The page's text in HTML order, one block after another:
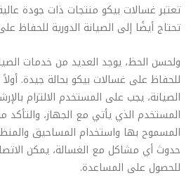
تعتبر غسالات بيكو منتجات ذات جودة
تحتاج أيضًا إلى الصيانة الدورية للحفاظ
ولحسن الحظ، يوجد العديد من خدمات
للحفاظ على غسالات بيكو بحالة جيدة.
الصيانة، يجب على المستخدم الالتزام
المستخدم الذي يأتي مع الجهاز، والتأكد
المسموح بها واستخدام المساحيق
حدوث أي مشاكل مع الغسالة، يمكن
للحصول على المساعدة.